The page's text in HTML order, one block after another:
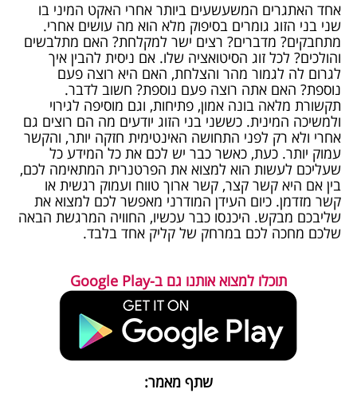
אחד האתגרים המשעשעים ביותר אחרי האקט המיני בו
שני בני הזוג גומרים בסיפוק מלא הוא מה עושים אחרי.
מתחבקים? מדברים? רצים ישר למקלחת? האם מתלבשים
והולכים? לכל זוג הסיטואציה שלו. אם ניסית להבין איך
לגרום לה לגמור מהר והצלחת, האם היא רוצה פעם
נוספת? האם אתה רוצה פעם נוספת? חשוב לדבר.
תקשורת מלאה בונה אמון, פתיחות, וגם מוסיפה לגירוי
ולמשיכה המינית. כששני בני הזוג יודעים מה הם רוצים גם
אחרי ולא רק לפני התחושה האינטימית חזקה יותר, והקשר
עמוק יותר. כעת, כאשר כבר יש לכם את כל המידע כל
שעליכם לעשות הוא למצוא את הפרטנרית המתאימה לכם,
בין אם היא קשר קצר, קשר ארוך טווח ועמוק רגשית או
קשר מזדמן. כיום העידן המודרני מאפשר לכם למצוא את
שליבכם מבקש. היכנסו כבר עכשיו, החוויה המרגשת הבאה
שלכם מחכה לכם במרחק של קליק אחד בלבד.
תוכלו למצוא אותנו גם ב-Google Play
שתף מאמר: